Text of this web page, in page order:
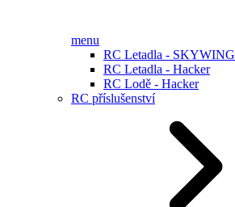
menu
RC Letadla - SKYWING
RC Letadla - Hacker
RC Lodě - Hacker
RC příslušenství